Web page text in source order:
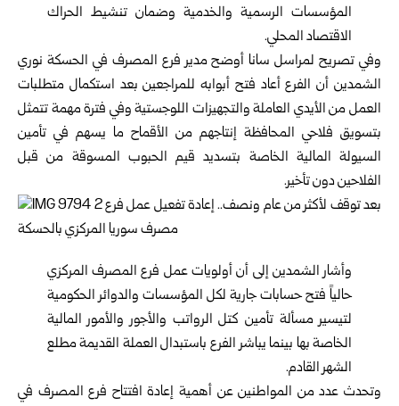
المؤسسات الرسمية والخدمية وضمان تنشيط الحراك
الاقتصاد المحلي.
وفي تصريح لمراسل سانا أوضح مدير فرع المصرف في الحسكة نوري
الشمدين أن الفرع أعاد فتح أبوابه للمراجعين بعد استكمال متطلبات
العمل من الأيدي العاملة والتجهيزات اللوجستية وفي فترة مهمة تتمثل
بتسويق فلاحي المحافظة إنتاجهم من الأقماح ما يسهم في تأمين
السيولة المالية الخاصة بتسديد قيم الحبوب المسوقة من قبل
الفلاحين دون تأخير.
وأشار الشمدين إلى أن أولويات عمل فرع المصرف المركزي
حالياً فتح حسابات جارية لكل المؤسسات والدوائر الحكومية
لتيسير مسألة تأمين كتل الرواتب والأجور والأمور المالية
الخاصة بها بينما يباشر الفرع باستبدال العملة القديمة مطلع
الشهر القادم.
وتحدث عدد من المواطنين عن أهمية إعادة افتتاح فرع المصرف في